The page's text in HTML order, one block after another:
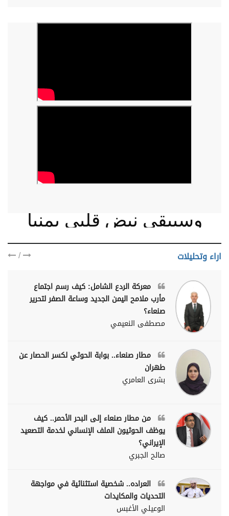
وسيبقى نبض قلبي يمنيا
اراء وتحليلات /
معركة الردع الشامل: كيف رسم اجتماع
مأرب ملامح اليمن الجديد وساعة الصفر لتحرير
صنعاء؟
مصطفى النعيمي
مطار صنعاء.. بوابة الحوثي لكسر الحصار عن
طهران
بشرى العامري
من مطار صنعاء إلى البحر الأحمر.. كيف
يوظف الحوثيون الملف الإنساني لخدمة التصعيد
الإيراني؟
صالح الجبري
العراده.. شخصية استثنائية في مواجهة
التحديات والمكايدات
الوعيلي الأغبس